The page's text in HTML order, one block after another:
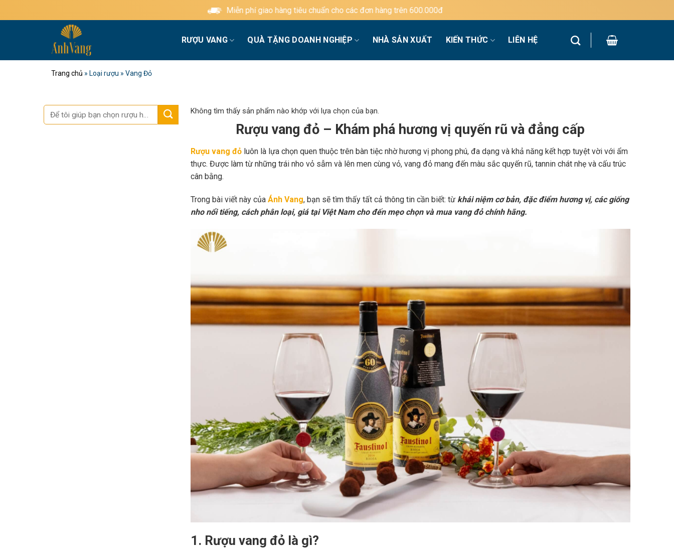
qua
Miễn phí giao hàng tiêu chuẩn cho các đơn hàng trên 600.000đ
RƯỢU VANG QUÀ TẶNG DOANH NGHIỆP NHÀ SẢN XUẤT KIẾN THỨC LIÊN HỆ
Trang chủ » Loại rượu » Vang Đỏ
Tìm
kiếm:
Không tìm thấy sản phẩm nào khớp với lựa chọn của bạn.
Rượu vang đỏ – Khám phá hương vị quyến rũ và đẳng cấp
Rượu vang đỏluôn là lựa chọn quen thuộc trên bàn tiệc nhờ hương vị phong phú, đa dạng và khả năng kết hợp tuyệt vời với ẩm
thực. Được làm từ những trái nho vỏ sẫm và lên men cùng vỏ, vang đỏ mang đến màu sắc quyến rũ, tannin chát nhẹ và cấu trúc
cân bằng.
Trong bài viết này của Ánh Vang, bạn sẽ tìm thấy tất cả thông tin cần biết: từ khái niệm cơ bản, đặc điểm hương vị, các giống
nho nổi tiếng, cách phân loại, giá tại Việt Nam cho đến mẹo chọn và mua vang đỏ chính hãng.
1. Rượu vang đỏ là gì?